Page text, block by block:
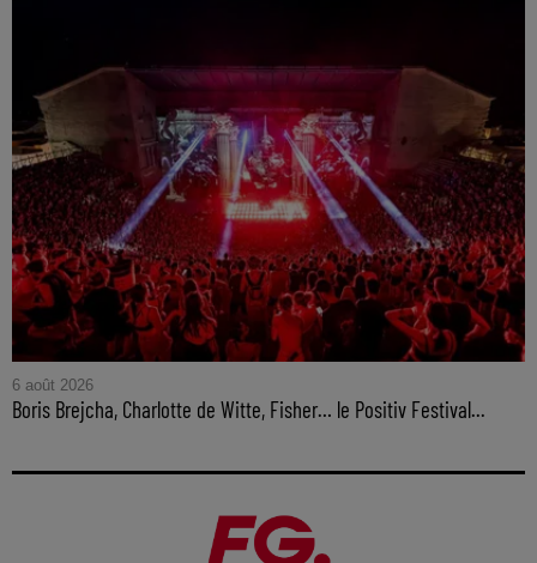
6 août 2026
Boris Brejcha, Charlotte de Witte, Fisher… le Positiv Festival...